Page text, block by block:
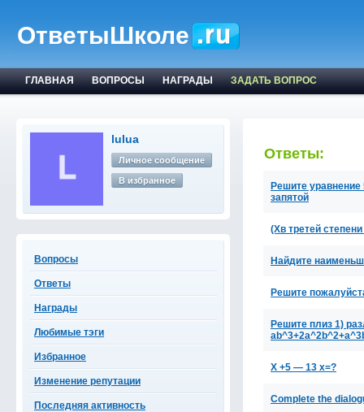
ОтветыШколе
ГЛАВНАЯ ВОПРОСЫ НАГРАДЫ ЗАДАТЬ ВОПРОС
lulua
Личное сообщение
В избранное
Вопросы
Ответы
Награды
Любимые тэги
Избранное
Изменение репутации
Последняя активность
Ответы:
Решите уравнение
запятой
(Xв третей
Найдите
Решите
Решите плиз 1)
Х +5 — 13 х=?
Complete the